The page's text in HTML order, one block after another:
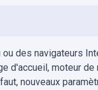
ou des navigateurs
d'accueil, moteur de
nouveaux